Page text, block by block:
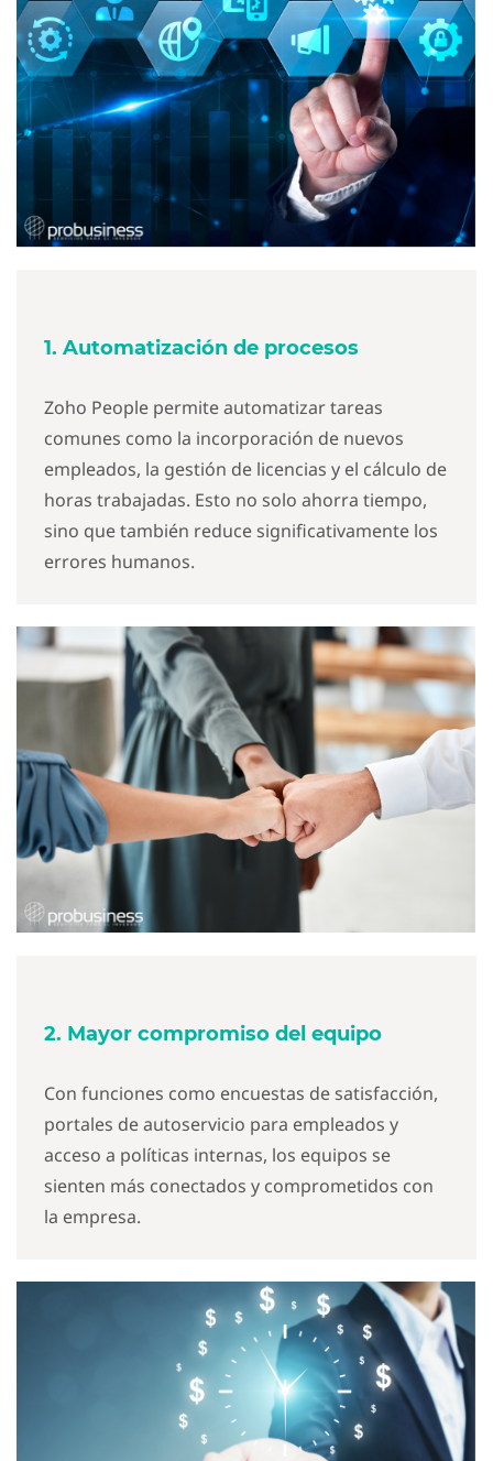
1. Automatización de procesos
Zoho People permite automatizar tareas
comunes como la incorporación de nuevos
empleados, la gestión de licencias y el cálculo de
horas trabajadas. Esto no solo ahorra tiempo,
sino que también reduce significativamente los
errores humanos.
2. Mayor compromiso del equipo
Con funciones como encuestas de satisfacción,
portales de autoservicio para empleados y
acceso a políticas internas, los equipos se
sienten más conectados y comprometidos con
la empresa.